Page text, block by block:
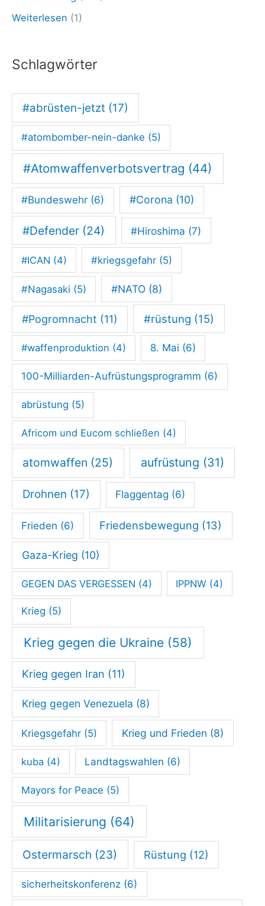
Weiterlesen (1)
Schlagwörter
#abrüsten-jetzt (17)
#atombomber-nein-danke (5)
#Atomwaffenverbotsvertrag (44)
#Bundeswehr (6) #Corona (10)
#Defender (24) #Hiroshima (7)
#ICAN (4) #kriegsgefahr(5)
#Nagasaki (5) #NATO(8)
#Pogromnacht (11) #rüstung (15)
#waffenproduktion (4) 8. Mai (6)
100-Milliarden-Aufrüstungsprogramm (6)
abrüstung (5)
Africom und Eucom schließen (4)
atomwaffen (25) aufrüstung (31)
Drohnen (17) Flaggentag (6)
Frieden (6) Friedensbewegung (13)
Gaza-Krieg (10)
GEGEN DAS VERGESSEN (4) IPPNW (4)
Krieg (5)
Krieg gegen die Ukraine (58)
Krieg gegen Iran (11)
Krieg gegen Venezuela (8)
Kriegsgefahr (5) Krieg und Frieden (8)
kuba (4) Landtagswahlen (6)
Mayors for Peace (5)
Militarisierung (64)
Ostermarsch (23) Rüstung (12)
sicherheitskonferenz (6)